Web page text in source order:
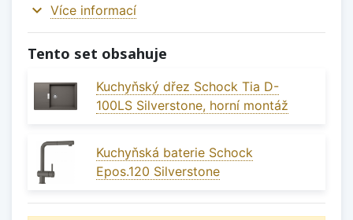
expand_more Více informací
Tento set obsahuje
Kuchyňský dřez Schock Tia D-
100LS Silverstone, horní montáž
Kuchyňská baterie Schock
Epos.120 Silverstone